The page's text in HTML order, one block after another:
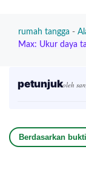
rumah tangga -
Max: Ukur daya
petunjukoleh
Berdasarkan bukti